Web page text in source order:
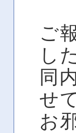
ご
し
同
せ
お